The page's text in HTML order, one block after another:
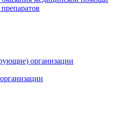
организации